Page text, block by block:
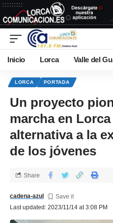
Inicio Lorca Valle del
LORCA PORTADA
Un proyecto
marcha en
alternativa a la
de los jóvenes
Last updated: 2023/11/14 at 3:08 PM
cadena-azul
Share